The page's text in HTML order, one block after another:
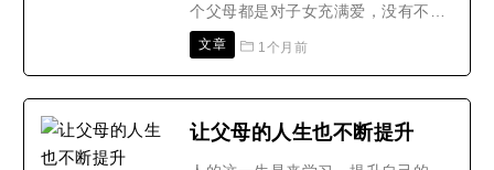
芝未报。合适短难..
个父母都是对子女充满爱，没有不爱
子女的。就算有做错，也是有好的出
们的错。是自已的福德不足因果之报
文章 1个月前
让父母的人生也不断提升